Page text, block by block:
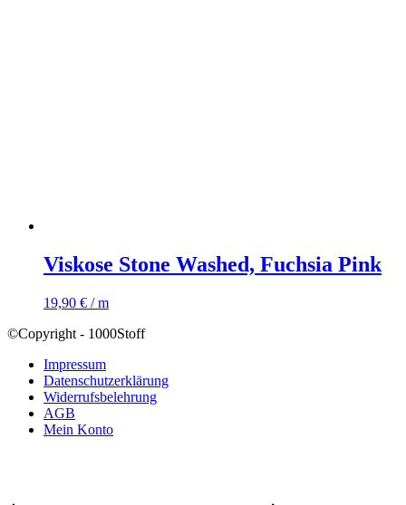
Viskose Stone Washed, Fuchsia Pink
19,90 € / m
©Copyright - 1000Stoff
Impressum
Datenschutzerklärung
Widerrufsbelehrung
AGB
Mein Konto